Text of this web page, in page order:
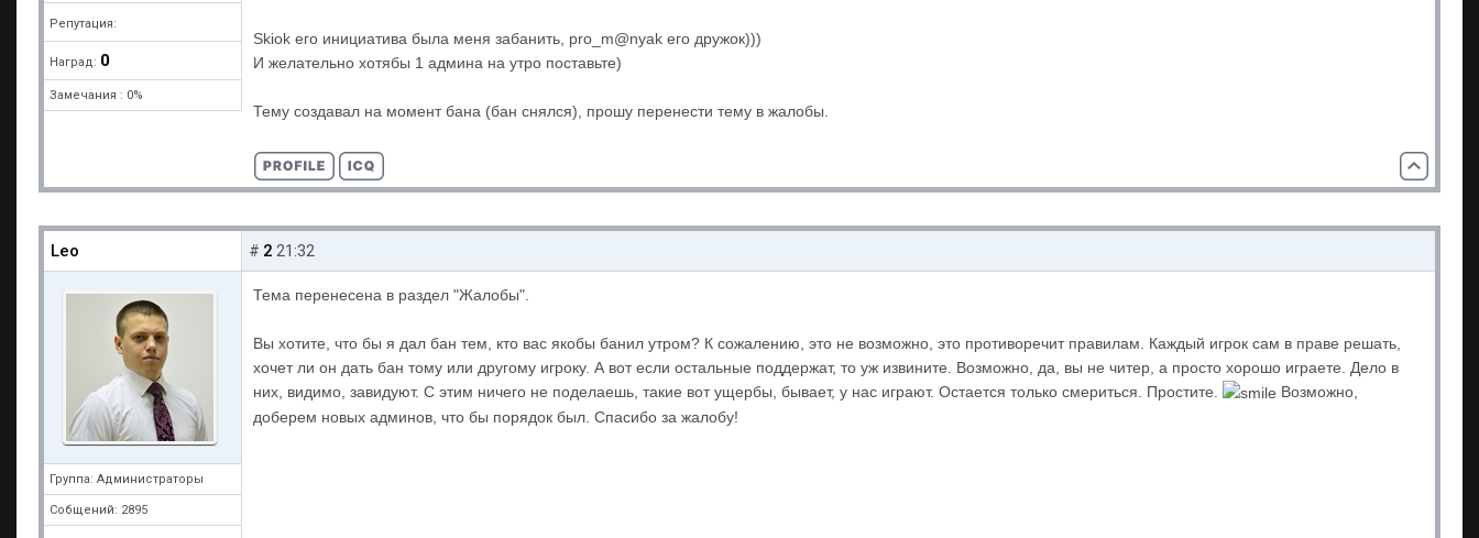
Репутация:
Наград: 0
Замечания : 0%
Skiok его инициатива была меня забанить, pro_m@nyak его дружок)))
И желательно хотябы 1 админа на утро поставьте)
Тему создавал на момент бана (бан снялся), прошу перенести тему в жалобы.
Leo
Группа: Администраторы
Собщений: 2895
# 2 21:32
Тема перенесена в раздел "Жалобы".
Вы хотите, что бы я дал бан тем, кто вас якобы банил утром? К сожалению, это не возможно, это противоречит правилам. Каждый игрок сам в праве решать,
хочет ли он дать бан тому или другому игроку. А вот если остальные поддержат, то уж извините. Возможно, да, вы не читер, а просто хорошо играете. Дело в
них, видимо, завидуют. С этим ничего не поделаешь, такие вот ущербы, бывает, у нас играют. Остается только смериться. Простите.
Возможно,
доберем новых админов, что бы порядок был. Спасибо за жалобу!